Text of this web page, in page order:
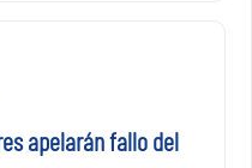
apelarán fallo del